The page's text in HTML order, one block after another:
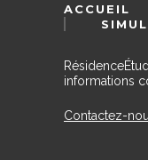
ACCUEIL
informations
Contactez-